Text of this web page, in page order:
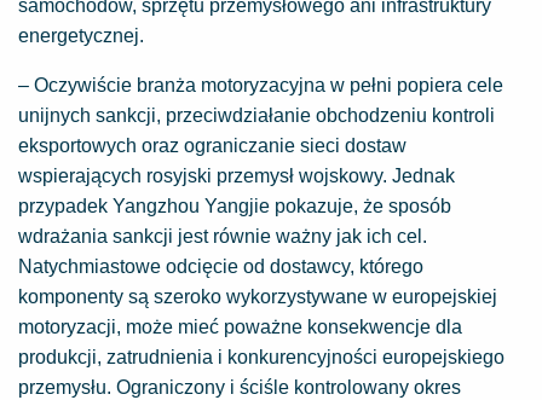
samochodów, sprzętu przemysłowego ani infrastruktury
energetycznej.
– Oczywiście branża motoryzacyjna w pełni popiera cele
unijnych sankcji, przeciwdziałanie obchodzeniu kontroli
eksportowych oraz ograniczanie sieci dostaw
wspierających rosyjski przemysł wojskowy. Jednak
przypadek Yangzhou Yangjie pokazuje, że sposób
wdrażania sankcji jest równie ważny jak ich cel.
Natychmiastowe odcięcie od dostawcy, którego
komponenty są szeroko wykorzystywane w europejskiej
motoryzacji, może mieć poważne konsekwencje dla
produkcji, zatrudnienia i konkurencyjności europejskiego
przemysłu. Ograniczony i ściśle kontrolowany okres